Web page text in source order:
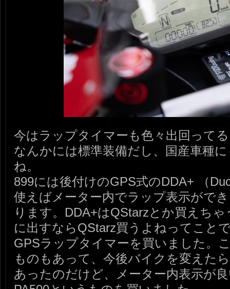
今はラップタイマーも色々出回って
なんかには標準装備だし、国産車種
ね。
899には後付けのGPS式のDDA+ （
使えばメーター内でラップ表示がで
ります。DDA+はQStarzとか買えち
に出すならQStarz買うよねってこと
GPSラップタイマーを買いました。
ものもあって、今後バイクを変えた
あったのだけど、メーター内表示が